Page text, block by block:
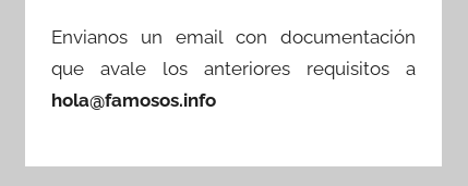
Envianos un email con documentación
que avale los anteriores requisitos a
hola@famosos.info